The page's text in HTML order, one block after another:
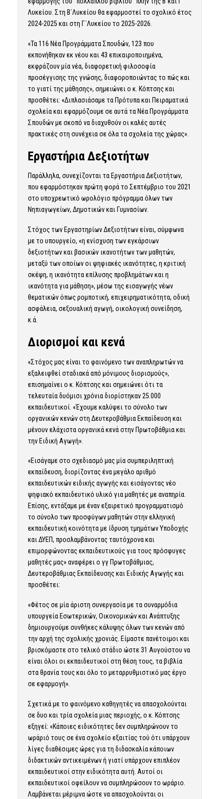
Λυκείου. Στη Β΄Λυκείου θα εφαρμοστεί το σχολικό έτος
2024-2025 και στη Γ΄Λυκείου το 2025-2026.
«Τα 116 Νέα Προγράμματα Σπουδών, 123 που
εκπονήθηκαν εκ νέου και 43 επικαιροποιημένα,
εκφράζουν μία νέα, διαφορετική φιλοσοφία
προσέγγισης της γνώσης, διαφοροποιώντας το πώς και
το γιατί της μάθησης», σημειώνει ο κ. Κόπτσης και
προσθέτει: «Διπλασιάσαμε τα Πρότυπα και Πειραματικά
σχολεία και εφαρμόζουμε σε αυτά τα Νέα Προγράμματα
Σπουδών με σκοπό να διαχυθούν οι καλές αυτές
πρακτικές στη συνέχεια σε όλα τα σχολεία της χώρας».
Εργαστήρια Δεξιοτήτων
Παράλληλα, συνεχίζονται τα Εργαστήρια Δεξιοτήτων,
που εφαρμόστηκαν πρώτη φορά το Σεπτέμβριο του 2021
στο υποχρεωτικό ωρολόγιο πρόγραμμα όλων των
Νηπιαγωγείων, Δημοτικών και Γυμνασίων.
Στόχος των Εργαστηρίων Δεξιοτήτων είναι, σύμφωνα
με το υπουργείο, «η ενίσχυση των εγκάρσιων
δεξιοτήτων και βασικών ικανοτήτων των μαθητών,
μεταξύ των οποίων οι ψηφιακές ικανότητες, η κριτική
σκέψη, η ικανότητα επίλυσης προβλημάτων και η
ικανότητα για μάθηση», μέσω της εισαγωγής νέων
θεματικών όπως ρομποτική, επιχειρηματικότητα, οδική
ασφάλεια, σεξουαλική αγωγή, οικολογική συνείδηση,
κ.ά.
Διορισμοί και κενά
«Στόχος μας είναι το φαινόμενο των αναπληρωτών να
εξαλειφθεί σταδιακά από μόνιμους διορισμούς»,
επισημαίνει ο κ. Κόπτσης και σημειώνει ότι τα
τελευταία δυόμισι χρόνια διορίστηκαν 25.000
εκπαιδευτικοί. «Έχουμε καλύψει το σύνολο των
οργανικών κενών στη Δευτεροβάθμια Εκπαίδευση και
μένουν ελάχιστα οργανικά κενά στην Πρωτοβάθμια και
την Ειδική Αγωγή».
«Εισάγαμε στο σχεδιασμό μας μία συμπεριληπτική
εκπαίδευση, διορίζοντας ένα μεγάλο αριθμό
εκπαιδευτικών ειδικής αγωγής και εισάγοντας νέο
ψηφιακό εκπαιδευτικό υλικό για μαθητές με αναπηρία.
Επίσης, εντάξαμε με έναν εξαιρετικό προγραμματισμό
το σύνολο των προσφύγων μαθητών στην ελληνική
εκπαιδευτική κοινότητα με ίδρυση τμημάτων Υποδοχής
και ΔΥΕΠ, προσλαμβάνοντας ταυτόχρονα και
επιμορφώνοντας εκπαιδευτικούς για τους πρόσφυγες
μαθητές μας» αναφέρει ο γγ Πρωτοβάθμιας,
Δευτεροβάθμιας Εκπαίδευσης και Ειδικής Αγωγής και
προσθέτει:
«Φέτος σε μία άριστη συνεργασία με τα συναρμόδια
υπουργεία Εσωτερικών, Οικονομικών και Ανάπτυξης
δημιουργούμε συνθήκες κάλυψης όλων των κενών από
την αρχή της σχολικής χρονιάς. Είμαστε πανέτοιμοι και
βρισκόμαστε στο τελικό στάδιο ώστε 31 Αυγούστου να
είναι όλοι οι εκπαιδευτικοί στη θέση τους, τα βιβλία
στα θρανία τους και όλο το μεταρρυθμιστικό μας έργο
σε εφαρμογή».
Σχετικά με το φαινόμενο καθηγητές να απασχολούνται
σε δυο και τρία σχολεία μιας περιοχής, ο κ. Κόπτσης
εξηγεί: «Κάποιες ειδικότητες δεν συμπληρώνουν το
ωράριό τους σε ένα σχολείο εξαιτίας τού ότι υπάρχουν
λίγες διαθέσιμες ώρες για τη διδασκαλία κάποιων
διδακτικών αντικειμένων ή γιατί υπάρχουν επιπλέον
εκπαιδευτικοί στην ειδικότητα αυτή. Αυτοί οι
εκπαιδευτικοί οφείλουν να συμπληρώσουν το ωράριο.
Λαμβάνεται μέριμνα ώστε να απασχολούνται οι